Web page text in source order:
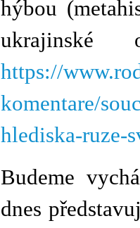
hýbou
ukrajinské
https://
komentare/
hlediska-ruze-
Budeme
dnes